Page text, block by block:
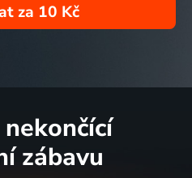
za 10 Kč
zábavu